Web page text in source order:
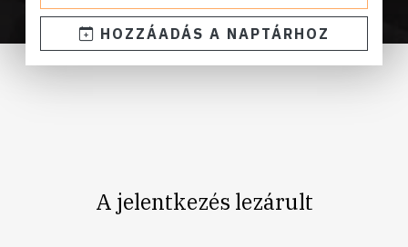
HOZZÁADÁS A NAPTÁRHOZ
A jelentkezés lezárult